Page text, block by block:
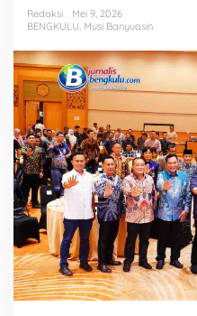
u
u
j
i
T
e
r
o
b
o
a
n
M
u
Redaksi
Mei 9, 2026
BENGKULU, Musi Banyuasin